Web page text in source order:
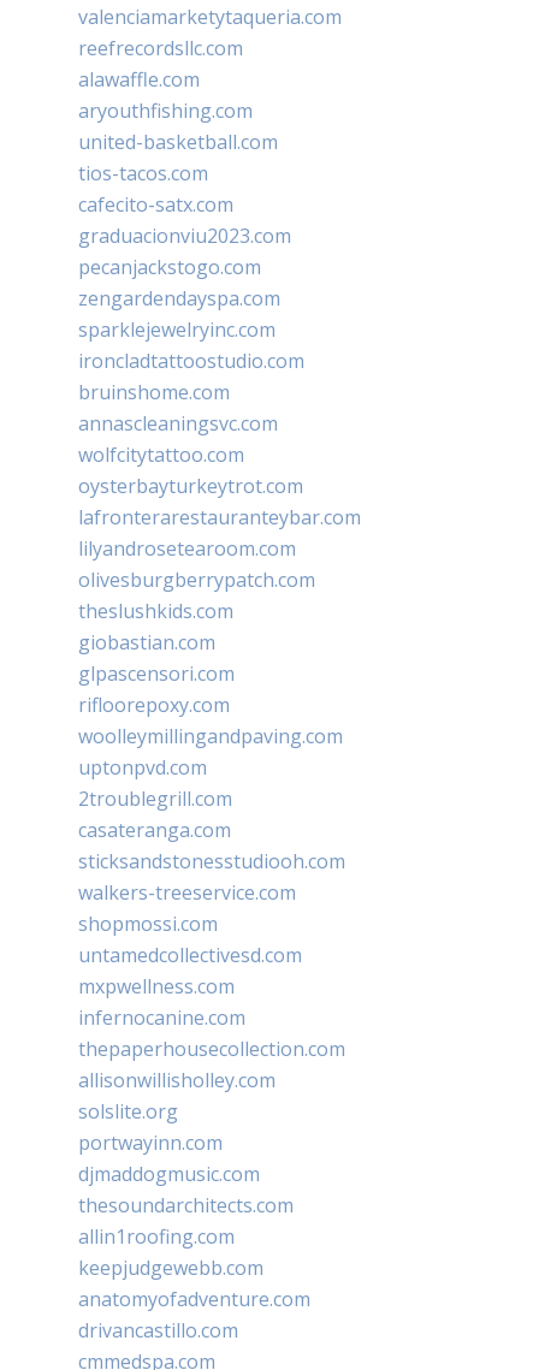
valenciamarketytaqueria.com
reefrecordsllc.com
alawaffle.com
aryouthfishing.com
united-basketball.com
tios-tacos.com
cafecito-satx.com
graduacionviu2023.com
pecanjackstogo.com
zengardendayspa.com
sparklejewelryinc.com
ironcladtattoostudio.com
bruinshome.com
annascleaningsvc.com
wolfcitytattoo.com
oysterbayturkeytrot.com
lafronterarestauranteybar.com
lilyandrosetearoom.com
olivesburgberrypatch.com
theslushkids.com
giobastian.com
glpascensori.com
rifloorepoxy.com
woolleymillingandpaving.com
uptonpvd.com
2troublegrill.com
casateranga.com
sticksandstonesstudiooh.com
walkers-treeservice.com
shopmossi.com
untamedcollectivesd.com
mxpwellness.com
infernocanine.com
thepaperhousecollection.com
allisonwillisholley.com
solslite.org
portwayinn.com
djmaddogmusic.com
thesoundarchitects.com
allin1roofing.com
keepjudgewebb.com
anatomyofadventure.com
drivancastillo.com
cmmedspa.com